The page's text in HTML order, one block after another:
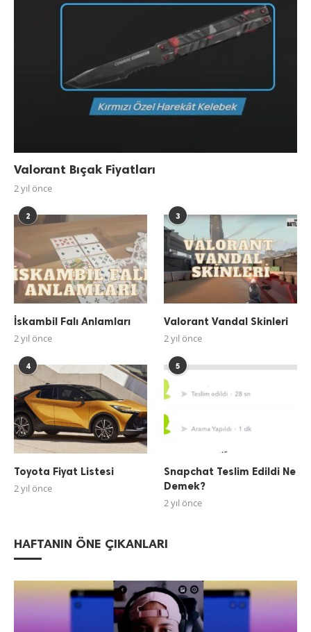
Valorant Bıçak Fiyatları
2 yıl önce
2
İskambil Falı Anlamları
2 yıl önce
3
Valorant Vandal Skinleri
2 yıl önce
4
Toyota Fiyat Listesi
2 yıl önce
5
Snapchat Teslim Edildi Ne
Demek?
2 yıl önce
HAFTANIN ÖNE ÇIKANLARI